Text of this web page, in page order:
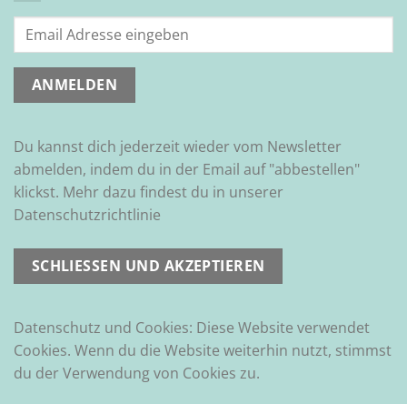
Du kannst dich jederzeit wieder vom Newsletter
abmelden, indem du in der Email auf "abbestellen"
klickst. Mehr dazu findest du in unserer
Datenschutzrichtlinie
Datenschutz und Cookies: Diese Website verwendet
Cookies. Wenn du die Website weiterhin nutzt, stimmst
du der Verwendung von Cookies zu.